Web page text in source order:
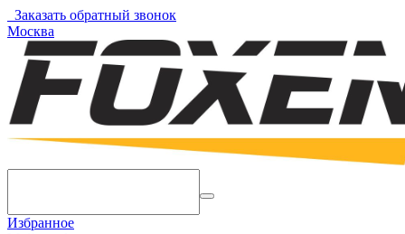
Заказать обратный звонок
Москва
Избранное